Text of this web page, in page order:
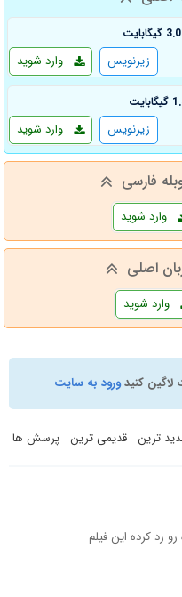
3.0 گیگابایت
وارد شوید زیرنویس
وارد شوید زیرنویس
فارسی
وارد شوید
اصلی
وارد شوید
لاگین کنیدورود به سایت
ترین قدیمی ترین پرسش ها
رد کرده این فیلم